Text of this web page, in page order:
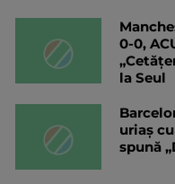
0-0,
la Seul
uriaș
spună